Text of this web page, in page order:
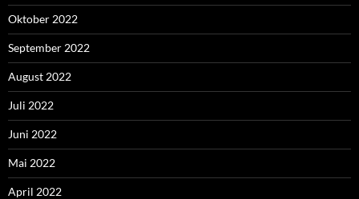
Oktober 2022
September 2022
August 2022
Juli 2022
Juni 2022
Mai 2022
April 2022